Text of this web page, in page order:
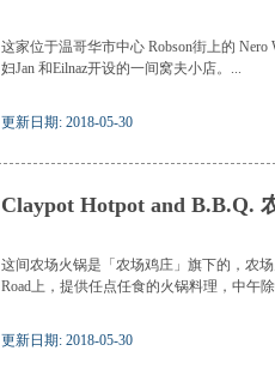
这家位于温哥华市中心 Robson街上的
妇Jan 和Eilnaz开设的一间窝夫小店。...
更新日期: 2018-05-30
Claypot Hotpot and B.B.Q.
这间农场火锅是「农场鸡庄」旗下的，农
Road上，提供任点任食的火锅料理，中午
更新日期: 2018-05-30